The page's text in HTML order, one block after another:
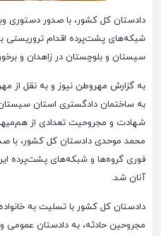
دادستان کل کشور، با صدور دستوری
شبکه‌های پشت‌پرده اقدام تروریستی
سیستان و بلوچستان در زاهدان و
به گزارش مهروطن نیوز و به نقل از
به ساختمان دادگستری استان
شهادت و مجروحیت تعدادی از
محمد موحدی دادستان کل کشور، با
فوری گروه‌ها و شبکه‌های پشت‌پرده
آنان شد.
دادستان کل کشور با تسلیت به
مجروحین حادثه، به دادستان عمومی و